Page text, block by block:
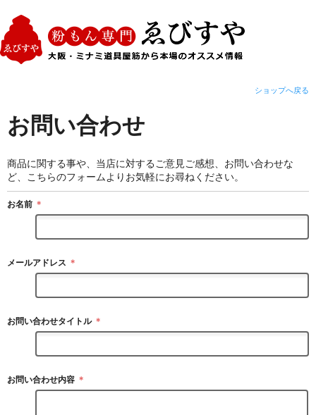
ショップへ戻る
お問い合わせ
商品に関する事や、当店に対するご意見ご感想、お問い合わせな
ど、こちらのフォームよりお気軽にお尋ねください。
お名前 ＊
メールアドレス ＊
お問い合わせタイトル ＊
お問い合わせ内容 ＊